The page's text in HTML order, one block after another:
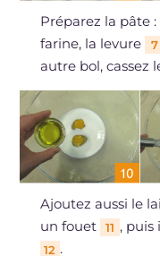
Préparez la pâte
farine, la levure
7
autre bol, cassez
Ajoutez aussi le
un fouet
11 , puis
12 .